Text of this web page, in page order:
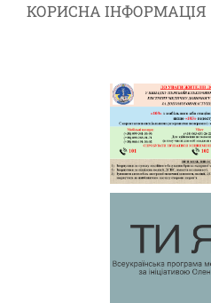
КОРИСНА ІНФОРМАЦІЯ